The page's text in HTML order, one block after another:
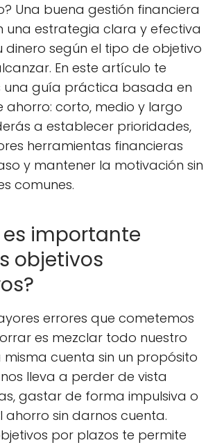
Una buena gestión financiera
una estrategia clara y efectiva
dinero según el tipo de objetivo
En este artículo te
guía práctica basada en
ahorro: corto, medio y largo
a establecer prioridades,
herramientas financieras
y mantener la motivación sin
comunes.
es importante
objetivos
errores que cometemos
es mezclar todo nuestro
misma cuenta sin un propósito
lleva a perder de vista
gastar de forma impulsiva o
sin darnos cuenta.
por plazos te permite